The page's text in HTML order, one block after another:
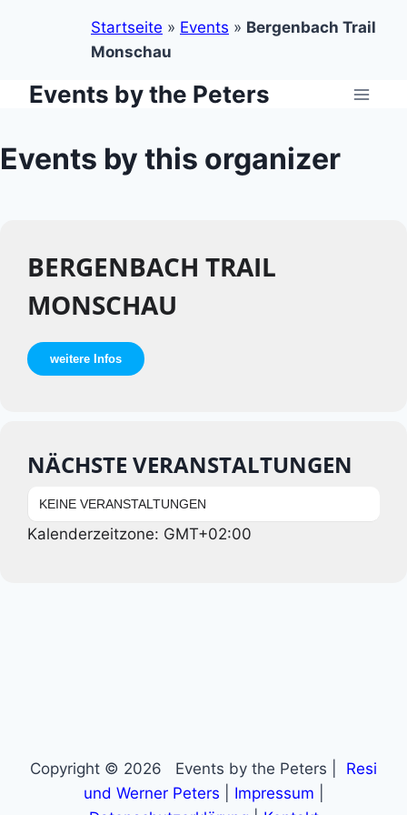
Startseite » Events » Bergenbach Trail
Monschau
ZumEvents by the Peters
Events by this organizer
BERGENBACH TRAIL
MONSCHAU
weitere Infos
NÄCHSTE VERANSTALTUNGEN
KEINE VERANSTALTUNGEN
Kalenderzeitzone: GMT+02:00
Copyright © 2026 Events by the Peters |
Resi
und Werner Peters
Impressum